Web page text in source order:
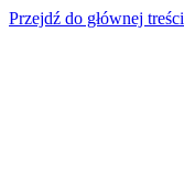
Przejdź do głównej treści